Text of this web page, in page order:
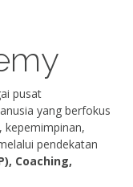
pusat
yang berfokus
kepemimpinan,
pendekatan
Coaching,